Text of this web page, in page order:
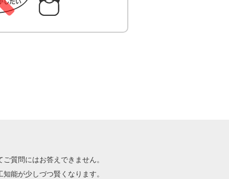
質問にはお答えできません。
能が少しづつ賢くなります。